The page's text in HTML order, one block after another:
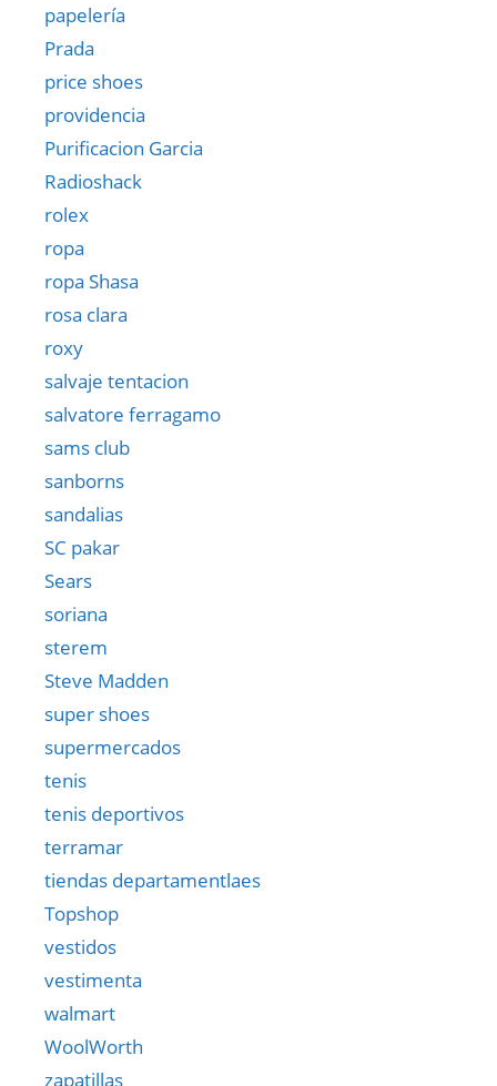
papelería
Prada
price shoes
providencia
Purificacion Garcia
Radioshack
rolex
ropa
ropa Shasa
rosa clara
roxy
salvaje tentacion
salvatore ferragamo
sams club
sanborns
sandalias
SC pakar
Sears
soriana
sterem
Steve Madden
super shoes
supermercados
tenis
tenis deportivos
terramar
tiendas departamentlaes
Topshop
vestidos
vestimenta
walmart
WoolWorth
zapatillas